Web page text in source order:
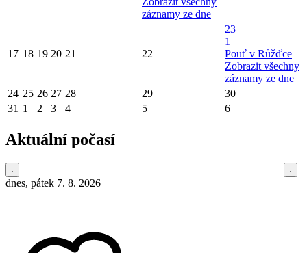
záznamy ze dne
17 18 19 20 21 22
23
1
Pouť v Růžďce
Zobrazit všechny
záznamy ze dne
24 25 26 27 28 29
30
31 1 2 3 4 5 6
Aktuální počasí
dnes, pátek 7. 8. 2026